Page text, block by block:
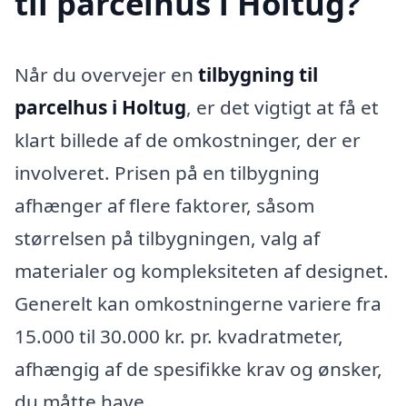
Når du overvejer en tilbygning til
parcelhus i Holtug, er det vigtigt at få et
klart billede af de omkostninger, der er
involveret. Prisen på en tilbygning
afhænger af flere faktorer, såsom
størrelsen på tilbygningen, valg af
materialer og kompleksiteten af designet.
Generelt kan omkostningerne variere fra
15.000 til 30.000 kr. pr. kvadratmeter,
afhængig af de spesifikke krav og ønsker,